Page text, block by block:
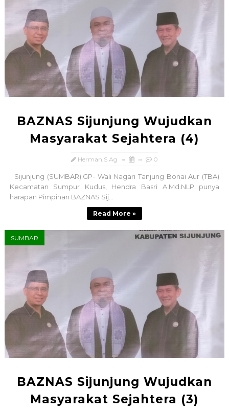
BAZNAS Sijunjung Wujudkan
Masyarakat Sejahtera (4)
Herman,S.Ag 0
Sijunjung (SUMBAR).GP- Wali Nagari Tanjung Bonai Aur (TBA)
Kecamatan Sumpur Kudus, Hendra Basri A.Md.NLP punya
harapan Pimpinan BAZNAS Sij...
Read More »
SUMBAR
BAZNAS Sijunjung Wujudkan
Masyarakat Sejahtera (3)